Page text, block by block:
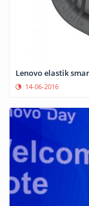
Lenovo elastik
14-06-2016